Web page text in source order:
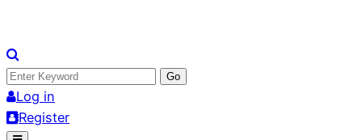
Skip
to
content
อสังหาโพสต์ รีวิวเยอะ รับจ้างโพสต์ขายบ้าน รับจ้างโพสต์อสัง
หา แตกต่างอย่างตั้งใจ รับรองผล อันดับ1 การโพสต์ขายอสังหา
กับทีมงานบริษัท บ้าน ที่ดิน คอนโด ติดGoogleหน้าแรกได้จริงๆ
ใน 7 วัน
รับจ้างโพสอสังหา ขายบ้าน อสังหาโพสต์ เชื่อถือได้จริง รับ
โพสต์ ที่ดิน กับทีมงานบริษัท ถูกและดีที่สุด ไม่มีค่านายหน้า
ขายได้จริงๆ ช่วยสร้างโอกาสในการขายได้มากกว่า ที่เดียว ที่
กล้าการันตีผลงาน ประสบการณ์กว่า20ปี ทีมงานมืออาชีพ ช่วย
Search
for:Log in
Register